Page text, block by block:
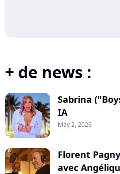
+ de news :
Sabrina
IA
May 2, 2026
Florent
avec